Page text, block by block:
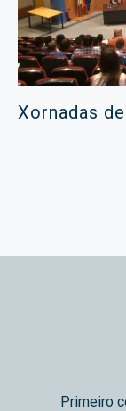
Xornadas
Primeiro